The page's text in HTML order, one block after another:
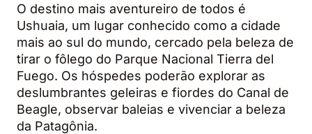
O destino mais aventureiro de todos é
Ushuaia, um lugar conhecido como a cidade
mais ao sul do mundo, cercado pela beleza de
tirar o fôlego do Parque Nacional Tierra del
Fuego. Os hóspedes poderão explorar as
deslumbrantes geleiras e fiordes do Canal de
Beagle, observar baleias e vivenciar a beleza
da Patagônia.